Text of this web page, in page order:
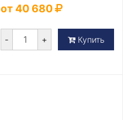
от 40 680
- + Купить